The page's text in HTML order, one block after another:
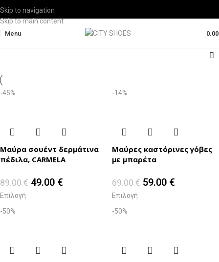
Skip to navigation
Skip to main content
Menu
-45%
Μαύρα σουέντ δερμάτινα
πέδιλα, CARMELA
89.00€ 49.00 €
Επιλογή
-14%
Μαύρες καστόρινες γόβες
με μπαρέτα
69.00€ 59.00 €
Επιλογή
-50% -50%